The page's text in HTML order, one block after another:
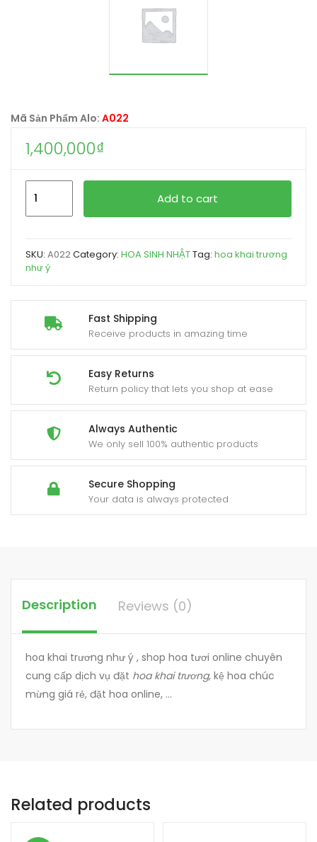
Mã Sản Phẩm Alo: A022
Fast Shipping
Receive products in amazing time
Easy Returns
Return policy that lets you shop at ease
Always Authentic
We only sell 100% authentic products
Secure Shopping
Your data is always protected
1,400,000₫
ý
Add to cart
SKU: A022Category: HOA SINH NHẬTTag: hoa khai trương
như ý
Description Reviews (0)
hoa khai trương như ý , shop hoa tươi online chuyên
cung cấp dịch vụ đặt hoa khai trương, kệ hoa chúc
mừng giá rẻ, đặt hoa online, …
Related products